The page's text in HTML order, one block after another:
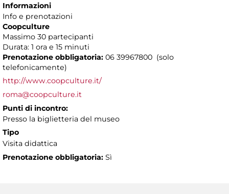
Informazioni
Info e prenotazioni
Coopculture
Massimo 30 partecipanti
Durata: 1 ora e 15 minuti
Prenotazione obbligatoria: 06 39967800 (solo
telefonicamente)
http://www.coopculture.it/
roma@coopculture.it
Punti di incontro:
Presso la biglietteria del museo
Tipo
Visita didattica
Prenotazione obbligatoria: Sì